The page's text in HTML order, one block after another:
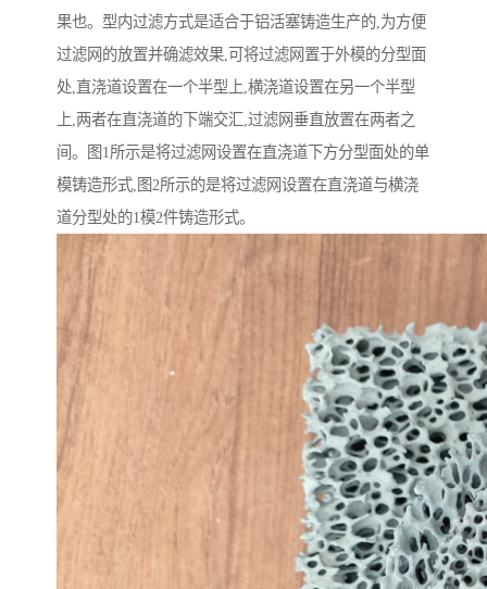
果也。型内过滤方式是适合于铝活塞铸造生产的,为方便
过滤网的放置并确滤效果,可将过滤网置于外模的分型面
处,直浇道设置在一个半型上,横浇道设置在另一个半型
上,两者在直浇道的下端交汇,过滤网垂直放置在两者之
间。图1所示是将过滤网设置在直浇道下方分型面处的单
模铸造形式,图2所示的是将过滤网设置在直浇道与横浇
道分型处的1模2件铸造形式。